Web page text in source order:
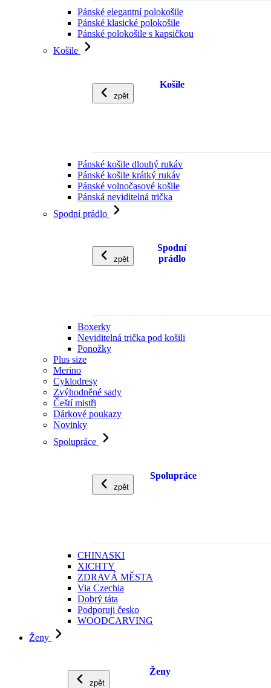
Pánské elegantní polokošile
Pánské klasické polokošile
Pánské polokošile s kapsičkou
Košile
zpět
Košile
Pánské košile dlouhý rukáv
Pánské košile krátký rukáv
Pánské volnočasové košile
Pánská neviditelná trička
Spodní prádlo
zpět
Spodní
prádlo
Boxerky
Neviditelná trička pod košili
Ponožky
Plus size
Merino
Cyklodresy
Zvýhodněné sady
Čeští mistři
Dárkové poukazy
Novinky
Spolupráce
zpět
Spolupráce
CHINASKI
XICHTY
ZDRAVÁ MĚSTA
Via Czechia
Dobrý táta
Podporuji česko
WOODCARVING
Ženy
zpět
Ženy